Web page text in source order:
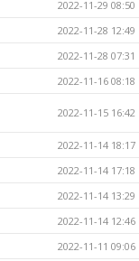
2022-11-29 08:50
2022-11-28 12:49
2022-11-28 07:31
2022-11-16 08:18
2022-11-15 16:42
2022-11-14 18:17
2022-11-14 17:18
2022-11-14 13:29
2022-11-14 12:46
2022-11-11 09:06